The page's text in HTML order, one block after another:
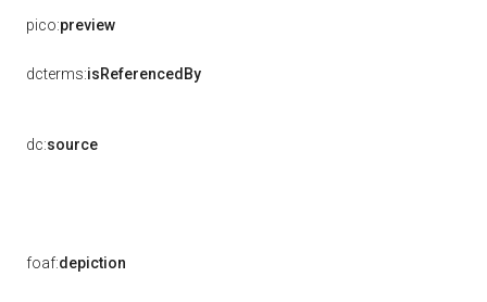
pico:preview
dcterms:isReferencedBy
dc:source
foaf:depiction